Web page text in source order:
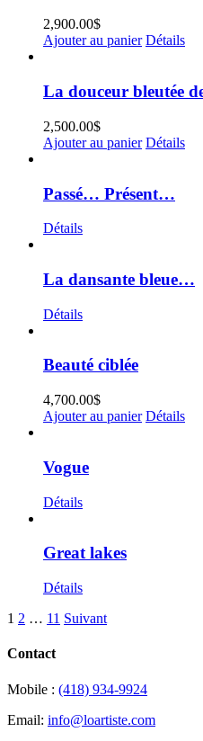
2,900.00$
Ajouter au panier Détails
La douceur bleutée
2,500.00$
Ajouter au panier Détails
Passé… Présent…
Détails
La dansante bleue…
Détails
Beauté ciblée
4,700.00$
Ajouter au panier Détails
Vogue
Détails
Great lakes
Détails
1 2 … 11 Suivant
Contact
Mobile : (418) 934-9924
Email: info@loartiste.com